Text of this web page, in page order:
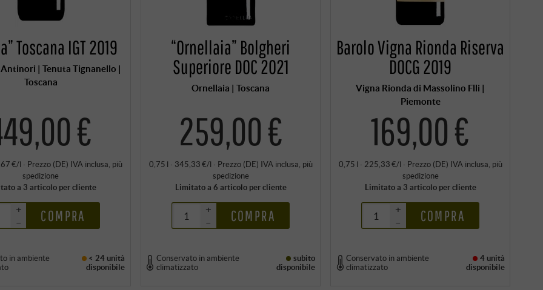
Toscana IGT 2019
| Tenuta Tignanello |
Toscana
€
€/l · Prezzo (DE) IVA inclusa, più
spedizione
a 3 articolo per cliente
+
–
COMPRA
in ambiente
< 24 unità
disponibile
“Ornellaia” Bolgheri
Superiore DOC 2021
Ornellaia | Toscana
259,00 €
0,75 l · 345,33 €/l · Prezzo (DE) IVA inclusa, più
spedizione
Limitato a 6 articolo per cliente
+
–
COMPRA
Conservato in ambiente
climatizzato
subito
disponibile
Barolo Vigna Rionda Riserva
DOCG 2019
Vigna Rionda di Massolino Flli |
Piemonte
169,00 €
0,75 l · 225,33 €/l · Prezzo (DE) IVA inclusa, più
spedizione
Limitato a 3 articolo per cliente
+
–
COMPRA
Conservato in ambiente
climatizzato
4 unità
disponibile